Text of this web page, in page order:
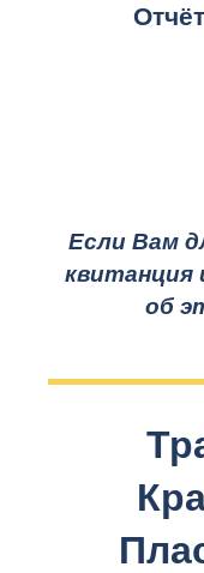
Если Вам
квитанция
об